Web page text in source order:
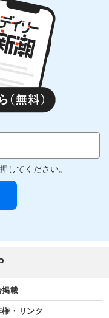
してください。
掲載
権・リンク